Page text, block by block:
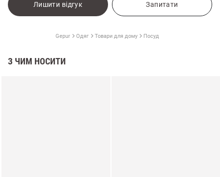
Лишити відгук Запитати
Gepur Одяг Товари для дому Посуд
З ЧИМ НОСИТИ